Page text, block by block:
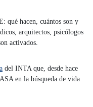
qué hacen, cuántos son y
arquitectos, psicólogos
activados.
del INTA que, desde hace
en la búsqueda de vida